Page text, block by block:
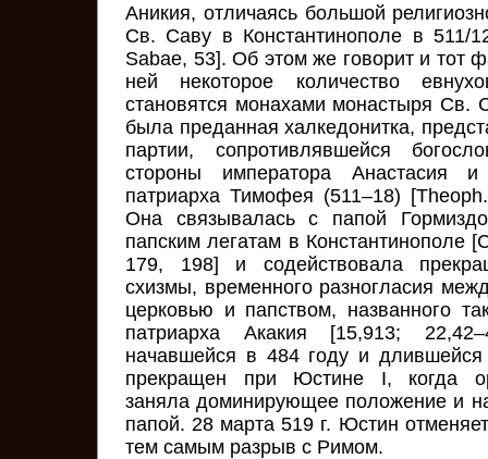
Аникия, отличаясь большой
Св. Саву в Константинополе в 511/
Sabae, 53]. Об этом же говорит и тот
ней некоторое количество
становятся монахами монастыря
была преданная халкедонитка,
партии, сопротивлявшейся
стороны императора Анастасия и
патриарха Тимофея (511–18)
Она связывалась с папой
папским легатам в Константинополе
179, 198] и содействовала
схизмы, временного разногласия
церковью и папством, названного
патриарха Акакия [15,913;
начавшейся в 484 году и
прекращен при Юстине I, когда
заняла доминирующее положение и
папой. 28 марта 519 г. Юстин
тем самым разрыв с Римом.